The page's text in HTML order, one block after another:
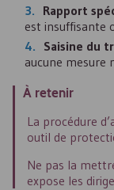
Rapport
est insuffisante
Saisine du
aucune mesure
À retenir
La procédure
outil de
Ne pas la
expose les